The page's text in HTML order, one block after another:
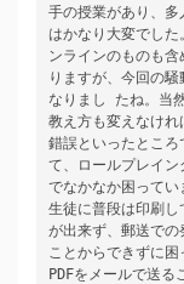
手の授業があり、多
はかなり大変でし
ンラインのものも
りますが、今回の
なりまし たね。当
教え方も変えなけ
錯誤といったところ
て、ロールプレイ
でなかなか困って
生徒に普段は印刷し
が出来ず、郵送で
ことからできずに
PDFをメールで送